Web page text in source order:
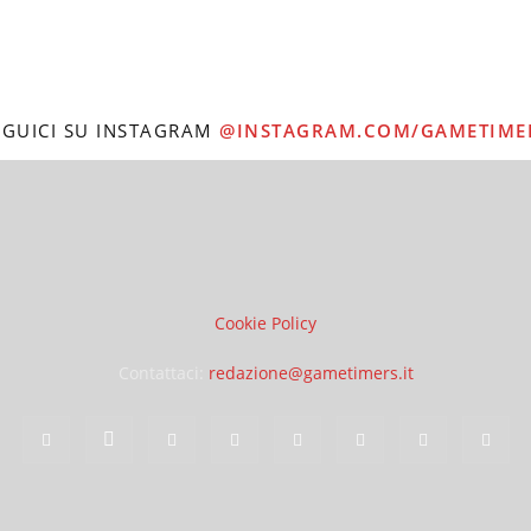
SU INSTAGRAM @INSTAGRAM.COM/
Cookie Policy
redazione@gametimers.it